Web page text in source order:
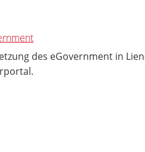
des eGovernment in